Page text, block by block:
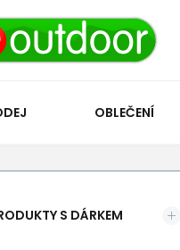
OBLEČENÍ
S DÁRKEM